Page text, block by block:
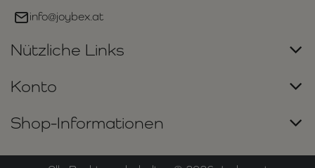
info@joybex.at
Nützliche Links
Konto
Shop-Informationen